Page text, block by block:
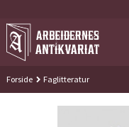
til
innholdet
Forside Faglitteratur